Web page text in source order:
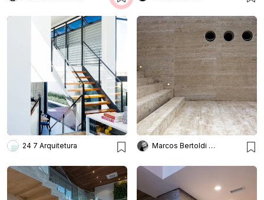
24 7 Arquitetura Marcos Bertoldi Arquitetos